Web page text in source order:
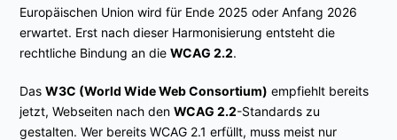
Europäischen Union wird für Ende 2025 oder Anfang 2026
erwartet. Erst nach dieser Harmonisierung entsteht die
rechtliche Bindung an dieWCAG 2.2.
DasW3C (World Wide Web Consortium) empfiehlt bereits
jetzt, Webseiten nach denWCAG 2.2-Standards zu
gestalten. Wer bereits WCAG 2.1 erfüllt, muss meist nur